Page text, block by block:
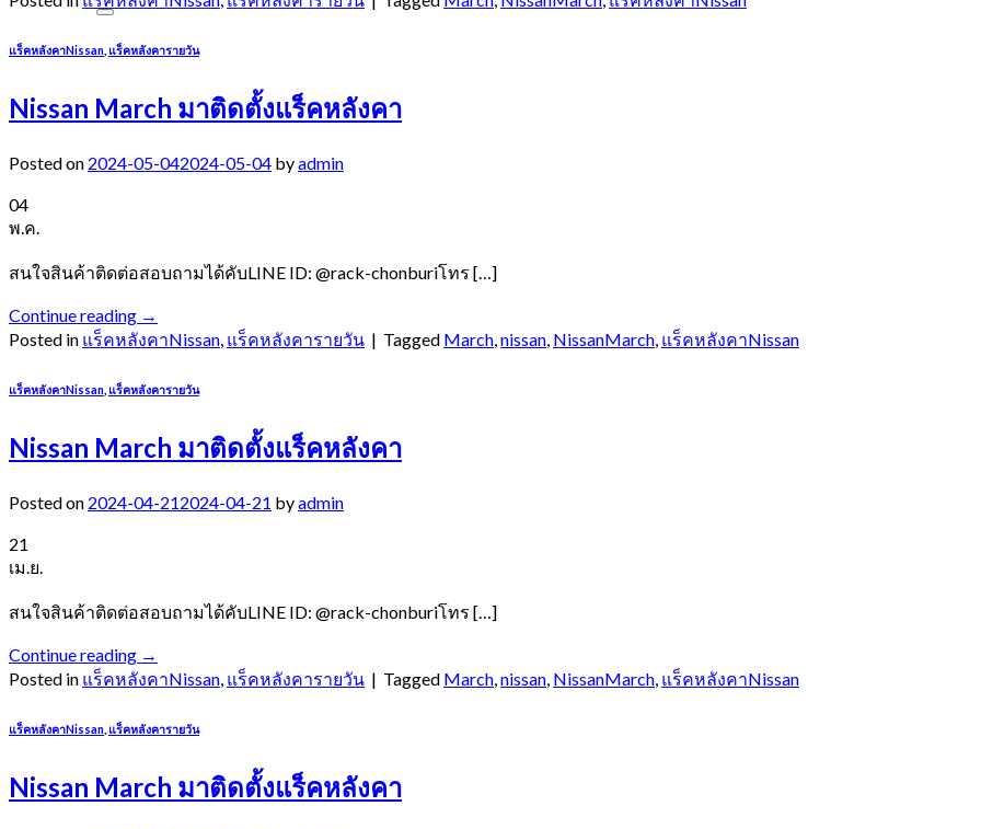
แร็คหลังคาNissan แร็คหลังคารายวัน
Nissan March มาติดตั้งแร็คหลังคา
Posted on 2024-05-042024-05-04 byadmin
04
พ.ค.
สนใจสินค้าติดต่อสอบถามได้คับLINE ID: @rack-chonburiโทร […]
Continue reading →
Posted in แร็คหลังคาNissan, แร็คหลังคารายวัน | Tagged March,nissan, NissanMarch, แร็คหลังคาNissan
แร็คหลังคาNissan แร็คหลังคารายวัน
Nissan March มาติดตั้งแร็คหลังคา
Posted on 2024-04-212024-04-21 byadmin
21
เม.ย.
สนใจสินค้าติดต่อสอบถามได้คับLINE ID: @rack-chonburiโทร […]
Continue reading →
Posted in แร็คหลังคาNissan, แร็คหลังคารายวัน | Tagged March,nissan, NissanMarch, แร็คหลังคาNissan
แร็คหลังคาNissan แร็คหลังคารายวัน
Nissan March มาติดตั้งแร็คหลังคา